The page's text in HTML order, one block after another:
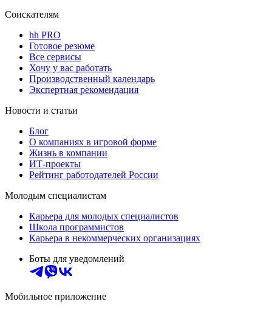
Соискателям
hh PRO
Готовое резюме
Все сервисы
Хочу у вас работать
Производственный календарь
Экспертная рекомендация
Новости и статьи
Блог
О компаниях в игровой форме
Жизнь в компании
ИТ-проекты
Рейтинг работодателей России
Молодым специалистам
Карьера для молодых специалистов
Школа программистов
Карьера в некоммерческих организациях
Боты для уведомлений
Мобильное приложение